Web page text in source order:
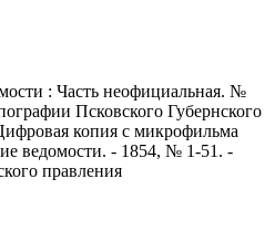
: Часть неофициальная. №
Псковского Губернского
копия с микрофильма
ведомости. - 1854, № 1-51. -
правления